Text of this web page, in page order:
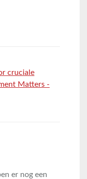
cruciale
Matters -
er nog een